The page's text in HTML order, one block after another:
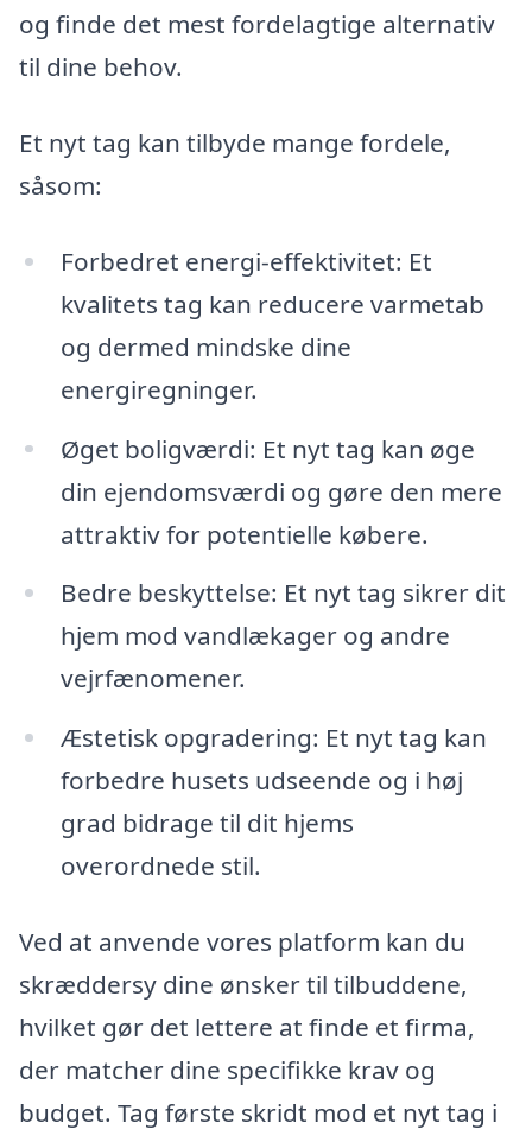
og finde det mest fordelagtige alternativ
til dine behov.
Et nyt tag kan tilbyde mange fordele,
såsom:
Forbedret energi-effektivitet: Et
kvalitets tag kan reducere varmetab
og dermed mindske dine
energiregninger.
Øget boligværdi: Et nyt tag kan øge
din ejendomsværdi og gøre den mere
attraktiv for potentielle købere.
Bedre beskyttelse: Et nyt tag sikrer dit
hjem mod vandlækager og andre
vejrfænomener.
Æstetisk opgradering: Et nyt tag kan
forbedre husets udseende og i høj
grad bidrage til dit hjems
overordnede stil.
Ved at anvende vores platform kan du
skræddersy dine ønsker til tilbuddene,
hvilket gør det lettere at finde et firma,
der matcher dine specifikke krav og
budget. Tag første skridt mod et nyt tag i